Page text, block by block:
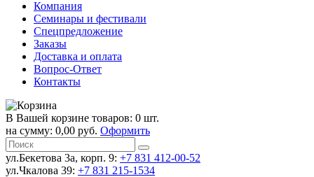
Компания
Семинары и фестивали
Спецпредложение
Заказы
Доставка и оплата
Вопрос-Ответ
Контакты
В Вашей корзине товаров: 0 шт.
на сумму: 0,00 руб. Оформить
ул.Бекетова 3а, корп. 9: +7 831 412-00-52
ул.Чкалова 39: +7 831 215-1534